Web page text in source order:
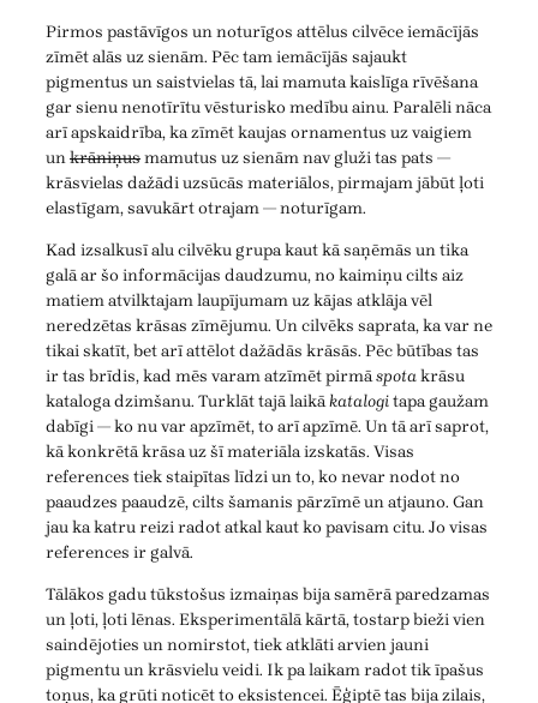
Pirmos pastāvīgos un noturīgos attēlus cilvēce iemācījās
zīmēt alās uz sienām. Pēc tam iemācījās sajaukt
pigmentus un saistvielas tā, lai mamuta kaislīga rīvēšana
gar sienu nenotīrītu vēsturisko medību ainu. Paralēli nāca
arī apskaidrība, ka zīmēt kaujas ornamentus uz vaigiem
unkrāniņusmamutus uz sienām nav gluži tas pats —
krāsvielas dažādi uzsūcās materiālos, pirmajam jābūt ļoti
elastīgam, savukārt otrajam — noturīgam.
Kad izsalkusī alu cilvēku grupa kaut kā saņēmās un tika
galā ar šo informācijas daudzumu, no kaimiņu cilts aiz
matiem atvilktajam laupījumam uz kājas atklāja vēl
neredzētas krāsas zīmējumu. Un cilvēks saprata, ka var ne
tikai skatīt, bet arī attēlot dažādās krāsās. Pēc būtības tas
ir tas brīdis, kad mēs varam atzīmēt pirmāspotakrāsu
kataloga dzimšanu. Turklāt tajā laikākatalogitapa gaužam
dabīgi — ko nu var apzīmēt, to arī apzīmē. Un tā arī saprot,
kā konkrētā krāsa uz šī materiāla izskatās. Visas
references tiek staipītas līdzi un to, ko nevar nodot no
paaudzes paaudzē, cilts šamanis pārzīmē un atjauno. Gan
jau ka katru reizi radot atkal kaut ko pavisam citu. Jo visas
references ir galvā.
Tālākos gadu tūkstošus izmaiņas bija samērā paredzamas
un ļoti, ļoti lēnas. Eksperimentālā kārtā, tostarp bieži vien
saindējoties un nomirstot, tiek atklāti arvien jauni
pigmentu un krāsvielu veidi. Ik pa laikam radot tik īpašus
toņus, ka grūti noticēt to eksistencei. Ēģiptē tas bija zilais,